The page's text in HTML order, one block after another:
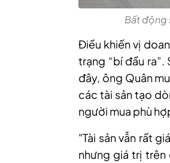
Bất động
Điều khiến vị
trạng “bí đầu
đây, ông Quân
các tài sản tạo
người mua phù
"Tài sản vẫn rất
nhưng giá trị